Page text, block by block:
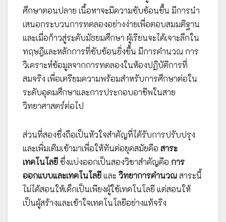
ศึกษาตอนปลาย เนื้อหาจะมีความซับซ้อนขึ้น มีการนำ
เสนอกระบวนการทดลองอย่างง่ายเพื่อตอบสมมติฐาน
และเมื่อก้าวสู่ระดับมัธยมศึกษา ผู้เรียนจะได้เจาะลึกใน
ทฤษฎีและหลักการที่ซับซ้อนยิ่งขึ้น มีการคำนวณ การ
วิเคราะห์ข้อมูลจากการทดลองในห้องปฏิบัติการที่
สมจริง เพื่อเตรียมความพร้อมสำหรับการศึกษาต่อใน
ระดับอุดมศึกษาและการประกอบอาชีพในสาย
วิทยาศาสตร์ต่อไป
ส่วนที่สองซึ่งถือเป็นหัวใจสำคัญที่ได้รับการปรับปรุง
และเพิ่มเติมเข้ามาเพื่อให้ทันต่อยุคสมัยคือ สาระ
เทคโนโลยี ซึ่งแบ่งออกเป็นสองวิชาสำคัญคือ การ
ออกแบบและเทคโนโลยีและ วิทยาการคำนวณสาระนี้
ไม่ได้สอนให้เด็กเป็นเพียงผู้ใช้เทคโนโลยี แต่สอนให้
เป็นผู้สร้างและเข้าใจเทคโนโลยีอย่างแท้จริง